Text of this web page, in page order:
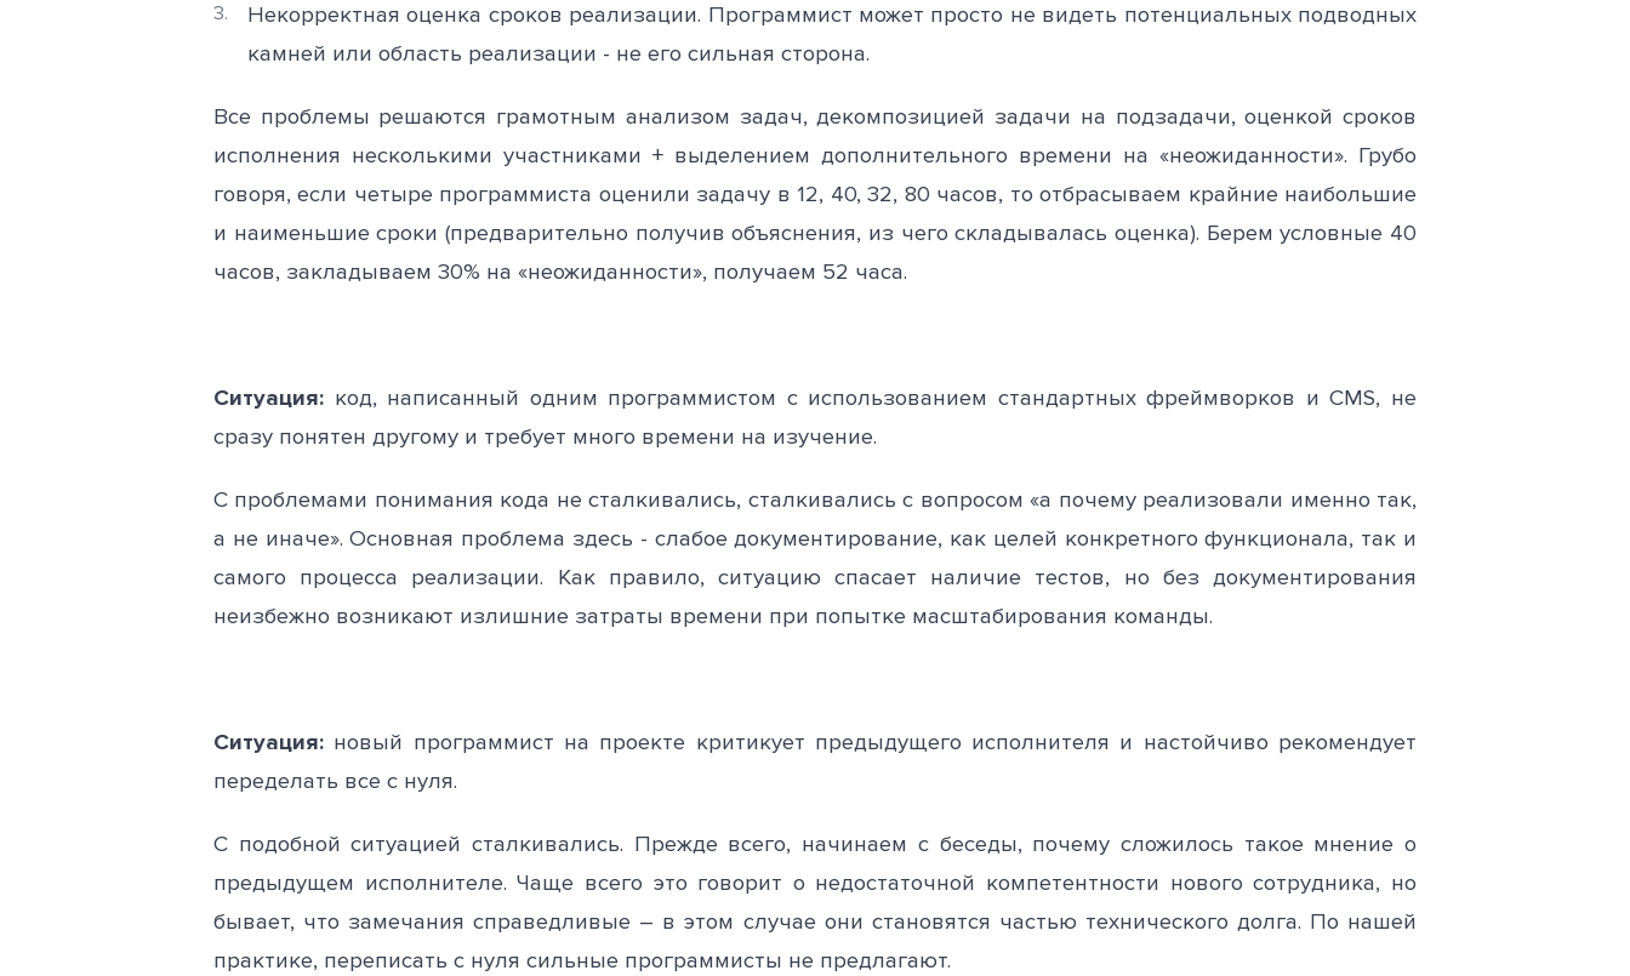
Некорректная оценка сроков реализации. Программист может просто не видеть потенциальных подводных
камней или область реализации - не его сильная сторона.
Все проблемы решаются грамотным анализом задач, декомпозицией задачи на подзадачи, оценкой сроков
исполнения несколькими участниками + выделением дополнительного времени на «неожиданности». Грубо
говоря, если четыре программиста оценили задачу в 12, 40, 32, 80 часов, то отбрасываем крайние наибольшие
и наименьшие сроки (предварительно получив объяснения, из чего складывалась оценка). Берем условные 40
часов, закладываем 30% на «неожиданности», получаем 52 часа.
Ситуация: код, написанный одним программистом с использованием стандартных фреймворков и CMS, не
сразу понятен другому и требует много времени на изучение.
С проблемами понимания кода не сталкивались, сталкивались с вопросом «а почему реализовали именно так,
а не иначе». Основная проблема здесь - слабое документирование, как целей конкретного функционала, так и
самого процесса реализации. Как правило, ситуацию спасает наличие тестов, но без документирования
неизбежно возникают излишние затраты времени при попытке масштабирования команды.
Ситуация: новый программист на проекте критикует предыдущего исполнителя и настойчиво рекомендует
переделать все с нуля.
С подобной ситуацией сталкивались. Прежде всего, начинаем с беседы, почему сложилось такое мнение о
предыдущем исполнителе. Чаще всего это говорит о недостаточной компетентности нового сотрудника, но
бывает, что замечания справедливые – в этом случае они становятся частью технического долга. По нашей
практике, переписать с нуля сильные программисты не предлагают.